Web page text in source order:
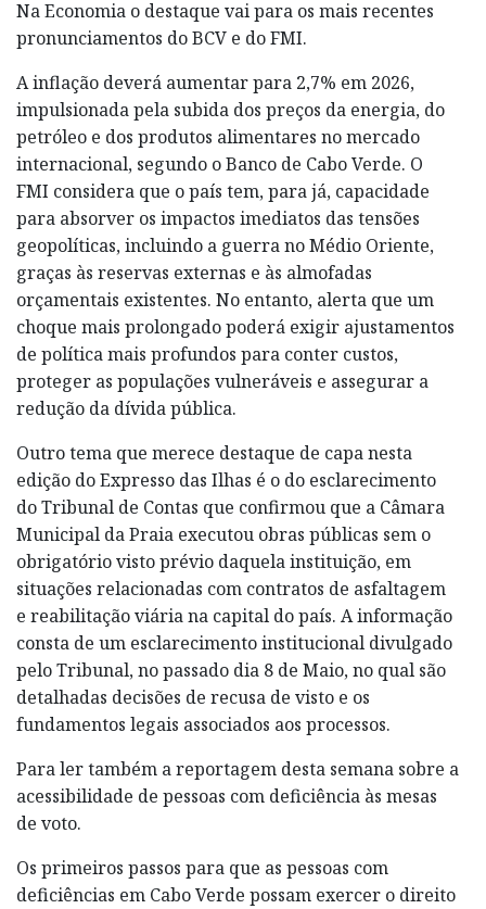
Na Economia o destaque vai para os mais recentes
pronunciamentos do BCV e do FMI.
A inflação deverá aumentar para 2,7% em 2026,
impulsionada pela subida dos preços da energia, do
petróleo e dos produtos alimentares no mercado
internacional, segundo o Banco de Cabo Verde. O
FMI considera que o país tem, para já, capacidade
para absorver os impactos imediatos das tensões
geopolíticas, incluindo a guerra no Médio Oriente,
graças às reservas externas e às almofadas
orçamentais existentes. No entanto, alerta que um
choque mais prolongado poderá exigir ajustamentos
de política mais profundos para conter custos,
proteger as populações vulneráveis e assegurar a
redução da dívida pública.
Outro tema que merece destaque de capa nesta
edição do Expresso das Ilhas é o do esclarecimento
do Tribunal de Contas que confirmou que a Câmara
Municipal da Praia executou obras públicas sem o
obrigatório visto prévio daquela instituição, em
situações relacionadas com contratos de asfaltagem
e reabilitação viária na capital do país. A informação
consta de um esclarecimento institucional divulgado
pelo Tribunal, no passado dia 8 de Maio, no qual são
detalhadas decisões de recusa de visto e os
fundamentos legais associados aos processos.
Para ler também a reportagem desta semana sobre a
acessibilidade de pessoas com deficiência às mesas
de voto.
Os primeiros passos para que as pessoas com
deficiências em Cabo Verde possam exercer o direito